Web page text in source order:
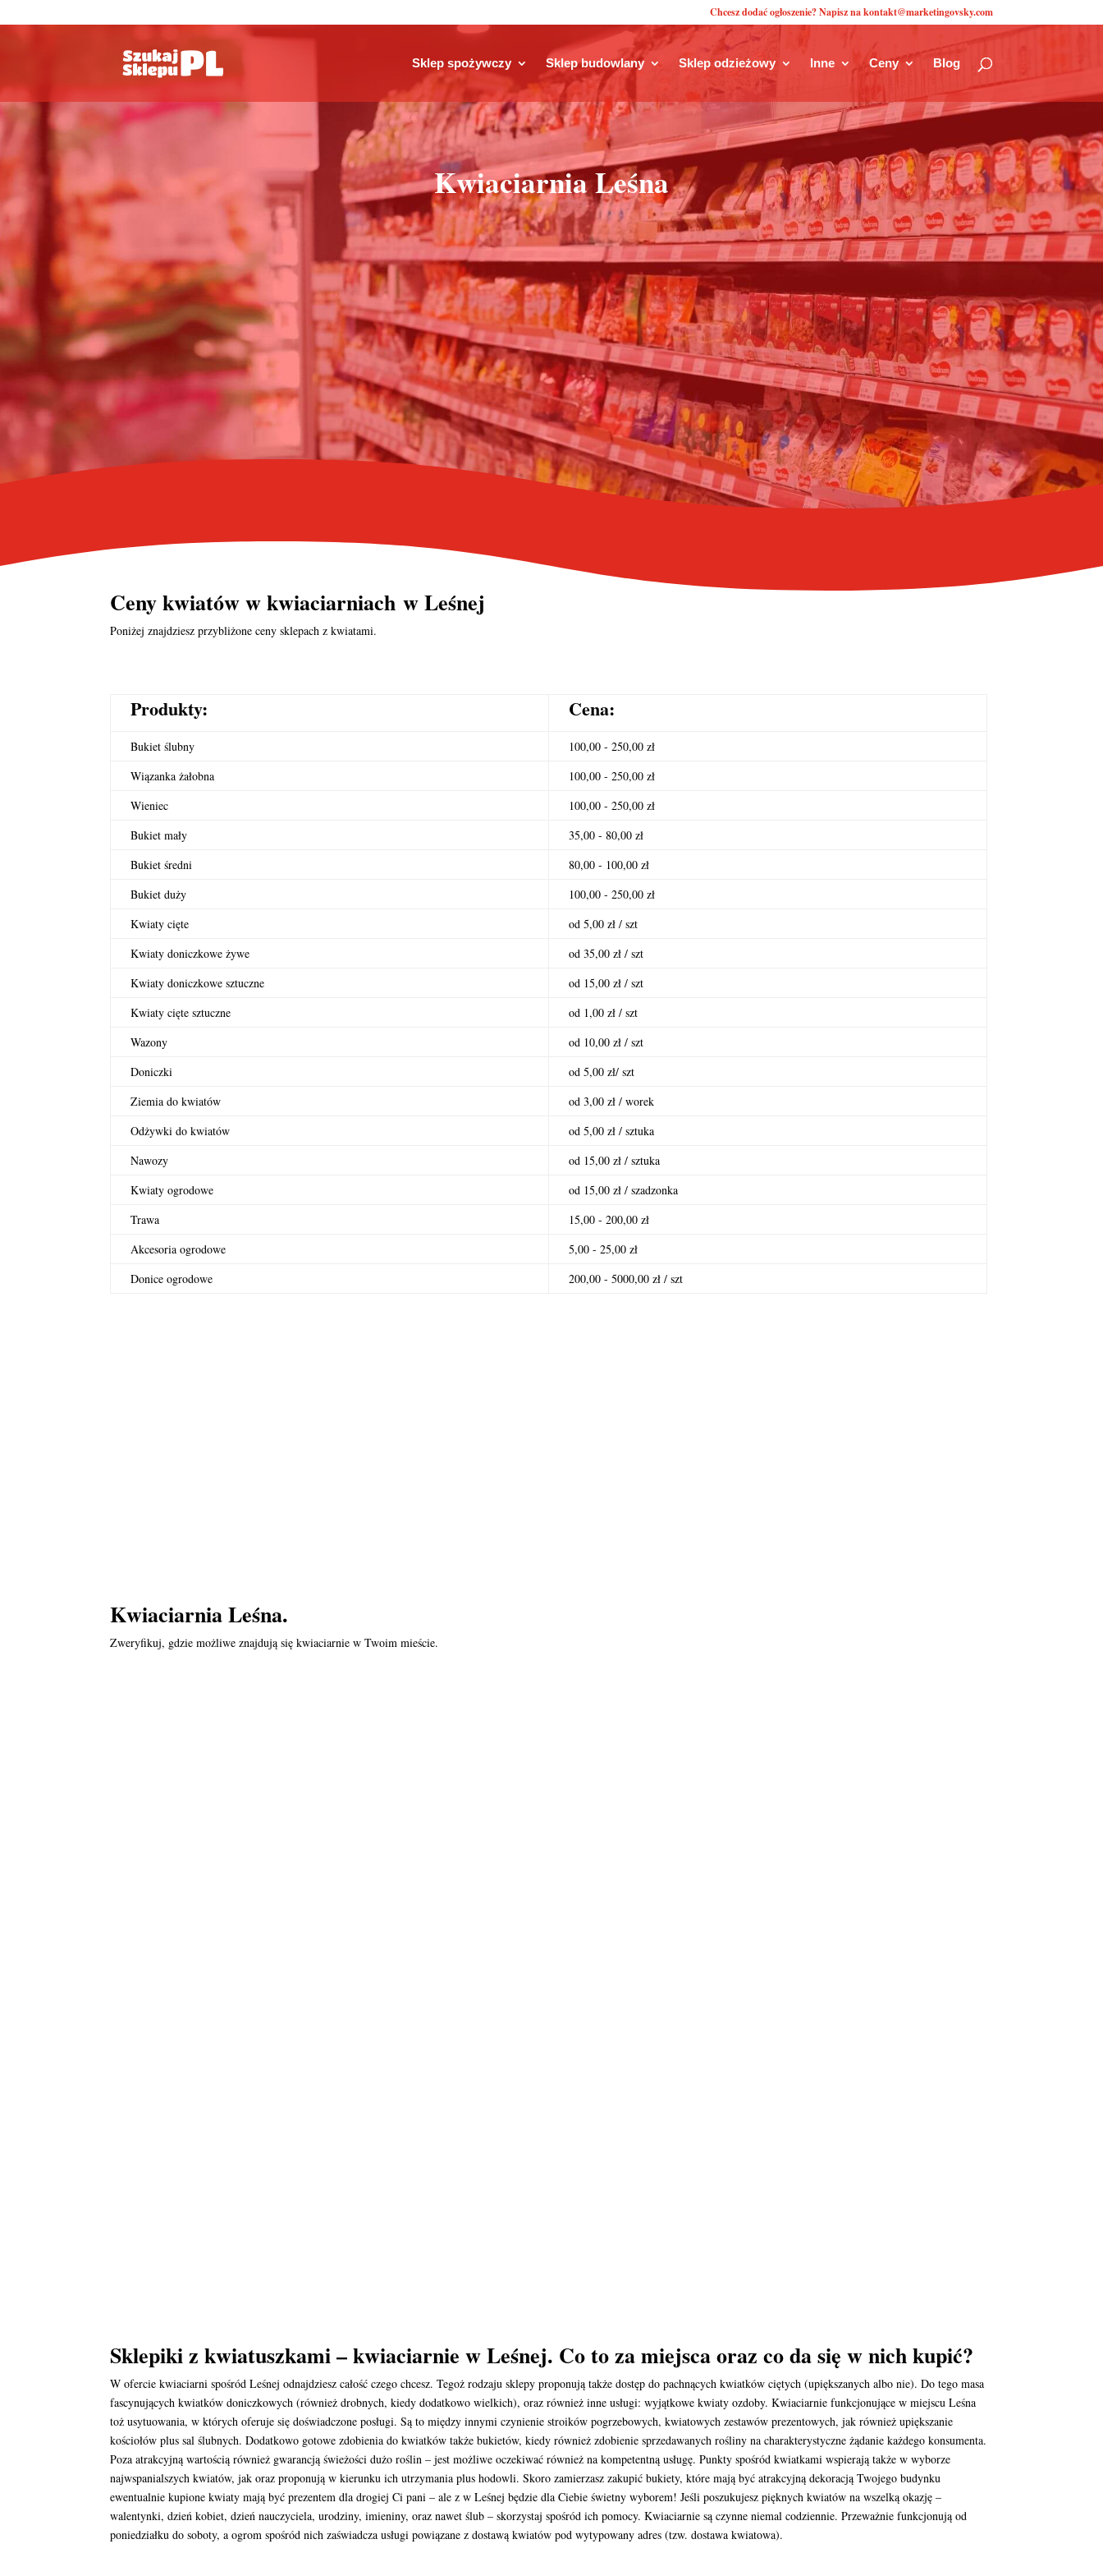
Chcesz dodać ogłoszenie? Napisz na kontakt@marketingovsky.com
Sklep spożywczy Sklep budowlany Sklep odzieżowy Inne Ceny Blog
Kwiaciarnia Leśna
Ceny kwiatów w kwiaciarniach w Leśnej
Poniżej znajdziesz przybliżone ceny sklepach z kwiatami.
Produkty: Cena:
Bukiet ślubny
100,00 - 250,00 zł
Wiązanka żałobna
100,00 - 250,00 zł
Wieniec
100,00 - 250,00 zł
Bukiet mały
35,00 - 80,00 zł
Bukiet średni
80,00 - 100,00 zł
Bukiet duży
100,00 - 250,00 zł
Kwiaty cięte
od 5,00 zł / szt
Kwiaty doniczkowe żywe
od 35,00 zł / szt
Kwiaty doniczkowe sztuczne
od 15,00 zł / szt
Kwiaty cięte sztuczne
od 1,00 zł / szt
Wazony
od 10,00 zł / szt
Doniczki
od 5,00 zł/ szt
Ziemia do kwiatów
od 3,00 zł / worek
Odżywki do kwiatów
od 5,00 zł / sztuka
Nawozy
od 15,00 zł / sztuka
Kwiaty ogrodowe
od 15,00 zł / szadzonka
Trawa
15,00 - 200,00 zł
Akcesoria ogrodowe
5,00 - 25,00 zł
Donice ogrodowe
200,00 - 5000,00 zł / szt
Kwiaciarnia Leśna.
Zweryfikuj, gdzie możliwe znajdują się kwiaciarnie w Twoim mieście.
Sklepiki z kwiatuszkami – kwiaciarnie w Leśnej. Co to za miejsca oraz co da się w nich kupić?
W ofercie kwiaciarni spośród Leśnej odnajdziesz całość czego chcesz. Tegoż rodzaju sklepy proponują także dostęp do pachnących kwiatków ciętych (upiększanych albo nie). Do tego masa
fascynujących kwiatków doniczkowych (również drobnych, kiedy dodatkowo wielkich), oraz również inne usługi: wyjątkowe kwiaty ozdoby. Kwiaciarnie funkcjonujące w miejscu Leśna
toż usytuowania, w których oferuje się doświadczone posługi. Są to między innymi czynienie stroików pogrzebowych, kwiatowych zestawów prezentowych, jak również upiększanie
kościołów plus sal ślubnych. Dodatkowo gotowe zdobienia do kwiatków także bukietów, kiedy również zdobienie sprzedawanych rośliny na charakterystyczne żądanie każdego konsumenta.
Poza atrakcyjną wartością również gwarancją świeżości dużo roślin – jest możliwe oczekiwać również na kompetentną usługę. Punkty spośród kwiatkami wspierają także w wyborze
najwspanialszych kwiatów, jak oraz proponują w kierunku ich utrzymania plus hodowli. Skoro zamierzasz zakupić bukiety, które mają być atrakcyjną dekoracją Twojego budynku
ewentualnie kupione kwiaty mają być prezentem dla drogiej Ci pani – ale z w Leśnej będzie dla Ciebie świetny wyborem! Jeśli poszukujesz pięknych kwiatów na wszelką okazję –
walentynki, dzień kobiet, dzień nauczyciela, urodziny, imieniny, oraz nawet ślub – skorzystaj spośród ich pomocy. Kwiaciarnie są czynne niemal codziennie. Przeważnie funkcjonują od
poniedziałku do soboty, a ogrom spośród nich zaświadcza usługi powiązane z dostawą kwiatów pod wytypowany adres (tzw. dostawa kwiatowa).